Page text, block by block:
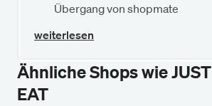
Übergang von shopmate
weiterlesen
Ähnliche Shops wie JUST
EAT